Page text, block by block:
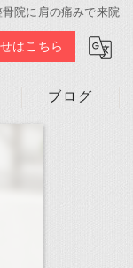
院に肩の痛みで来院
はこちら
ブログ